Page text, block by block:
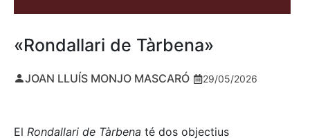
«Rondallari de Tàrbena»
JOAN LLUÍS MONJO MASCARÓ 29/05/2026
El Rondallari de Tàrbena té dos objectius